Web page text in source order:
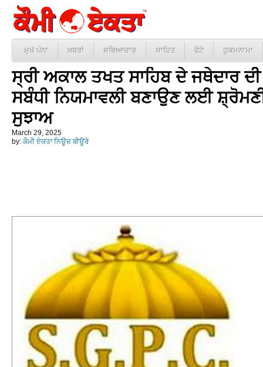
ਮੁਖੱ ਪੰਨਾ ਖ਼ਬਰਾਂ ਸਭਿਆਚਾਰ ਸਾਹਿਤ ਫੋਟੋ ਹੁਕਮਨਾਮਾ
ਸ੍ਰੀ ਅਕਾਲ ਤਖਤ ਸਾਹਿਬ ਦੇ ਜਥੇਦਾਰ
ਸਬੰਧੀ ਨਿਯਮਾਵਲੀ ਬਣਾਉਣ ਲਈ
ਸੁਝਾਅ
March 29, 2025
by: ਕੌਮੀ ਏਕਤਾ ਨਿਊਜ਼ ਬੀਊਰੋ